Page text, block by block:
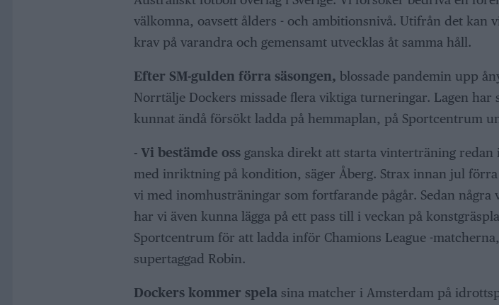
välkomna, oavsett ålders - och ambitionsnivå. Utifrån det kan
krav på varandra och gemensamt utvecklas åt samma håll.
Efter SM-gulden förra säsongen, blossade pandemin upp
Norrtälje Dockers missade flera viktiga turneringar. Lagen har
kunnat ändå försökt ladda på hemmaplan, på Sportcentrum
- Vi bestämde ossganska direkt att starta vinterträning redan
med inriktning på kondition, säger Åberg. Strax innan jul förra
vi med inomhusträningar som fortfarande pågår. Sedan några
har vi även kunna lägga på ett pass till i veckan på
Sportcentrum för att ladda inför Chamions League -
supertaggad Robin.
Dockers kommer spela sina matcher i Amsterdam på